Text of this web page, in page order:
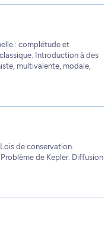
: complétude et
Introduction à des
multivalente, modale,
de conservation.
de Kepler. Diffusion